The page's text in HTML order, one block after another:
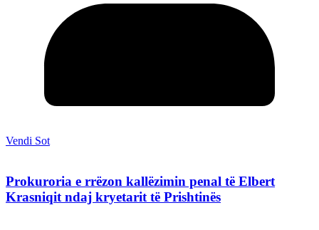
Vendi Sot
Prokuroria e rrëzon kallëzimin penal të Elbert
Krasniqit ndaj kryetarit të Prishtinës